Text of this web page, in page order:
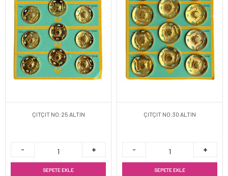
ÇITÇIT NO:25 ALTIN
SEPETE EKLE
ÇITÇIT NO:30 ALTIN
SEPETE EKLE